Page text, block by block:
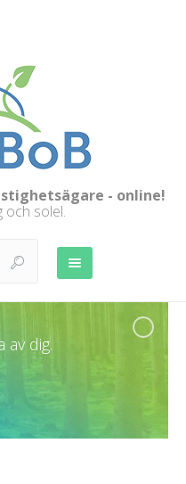
- online!
och solel.
av dig.